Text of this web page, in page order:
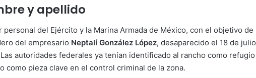
y apellido
del Ejército y la Marina Armada de México, con el objetivo de
del empresario Neptalí González López, desaparecido el 18 de julio
autoridades federales ya tenían identificado al rancho como refugio
como pieza clave en el control criminal de la zona.